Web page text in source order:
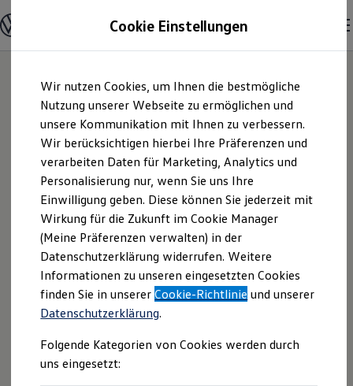
Hauptinhalt
springen
Footer
springen
Modelle & Konfigurator
Nutzfahrzeugkategorien entdecken
Modelle konfigurieren
Vorgängermodelle und Oldtimer
Vorgängermodelle
Oldtimer
Bulli Historie
Branchenlösungen & Gewerbekunden
Umbaulösungen und Hersteller finden
Auf- und Umbauten entdecken & konfigurieren
Groß- und Sonderkunden
Großkunden
Kommunen & Behörden
Journalisten
Sportvereine
Branchenlösungen
Bau & Handwerk
Gewerbliche Personenbeförderung
Service & mobile Werkstätten
Kurier, Logistik & Handel
Feuerwehr
Rettungsdienste
ONE Business ID Vorteile
Autohaus Koch
GmbH | Impressum
& Rechtliches
Hier finden Sie Informationen über die
Autohaus Koch GmbH als
verantwortliche Anbieterin von Inhalten
und Angeboten, die auf dieser Webseite
speziell aufgeführt sind.
Cookie Einstellungen
Wir nutzen Cookies, um Ihnen die bestmögliche
Nutzung unserer Webseite zu ermöglichen und
unsere Kommunikation mit Ihnen zu verbessern.
Wir berücksichtigen hierbei Ihre Präferenzen und
verarbeiten Daten für Marketing, Analytics und
Personalisierung nur, wenn Sie uns Ihre
Einwilligung geben. Diese können Sie jederzeit mit
Wirkung für die Zukunft im Cookie Manager
(Meine Präferenzen verwalten) in der
Datenschutzerklärung widerrufen. Weitere
Informationen zu unseren eingesetzten Cookies
finden Sie in unsererCookie-Richtlinie und unserer
Datenschutzerklärung.
Folgende Kategorien von Cookies werden durch
uns eingesetzt: